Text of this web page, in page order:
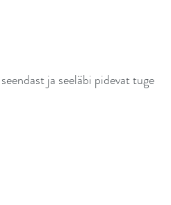
ja seeläbi pidevat tuge